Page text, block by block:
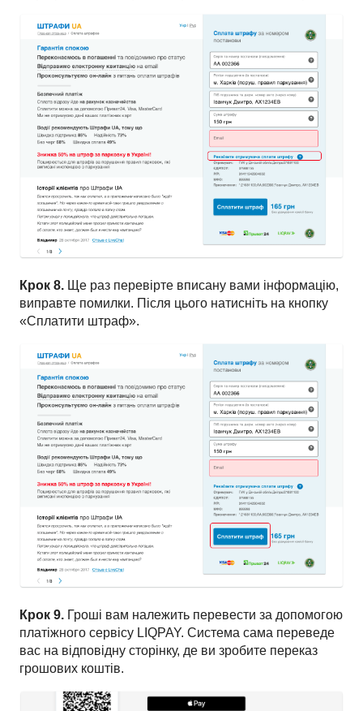
Крок 8. Ще раз перевірте вписану вами інформацію,
виправте помилки. Після цього натисніть на кнопку
«Сплатити штраф».
Крок 9. Гроші вам належить перевести за допомогою
платіжного сервісу LIQPAY. Система сама переведе
вас на відповідну сторінку, де ви зробите переказ
грошових коштів.